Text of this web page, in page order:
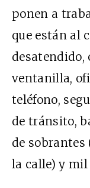
ponen a
que están al
desatendido,
ventanilla,
teléfono,
de tránsito,
de sobrantes
la calle) y mil